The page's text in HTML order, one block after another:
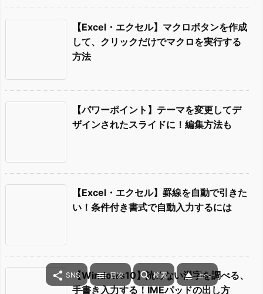
【Excel・エクセル】マクロボタンを作成
して、クリックだけでマクロを実行する
方法
【パワーポイント】テーマを変更してデ
ザインされたスライドに！編集方法も
【Excel・エクセル】罫線を自動で引きた
い！条件付き書式で自動入力するには
【Windows10】読めない漢字を調べる、
手書き入力する！IMEパッドの出し方
 SNS  目次  検索  上へ